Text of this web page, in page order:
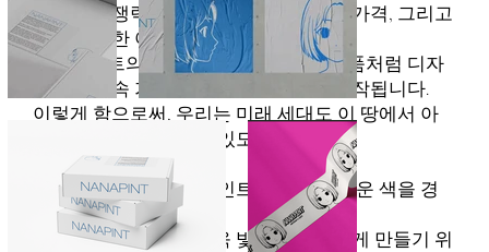
우리의 경쟁력은 높은 품질과 합리적인 가격, 그리고
지속 가능한 아름다움에 있습니다.
나나파인트의 제품 하나하나는 예술 작품처럼 디자
인되며 지속 가능한 재료를 사용하여 제작됩니다.
이렇게 함으로써, 우리는 미래 세대도 이 땅에서 아
름다운 삶을 영위할 수 있도록 돕습니다.
선물 같은 일상, 나나파인트와 함께 새로운 색을 경
험하세요.
우리는 당신의 삶을 더욱 빛나고 특별하게 만들기 위